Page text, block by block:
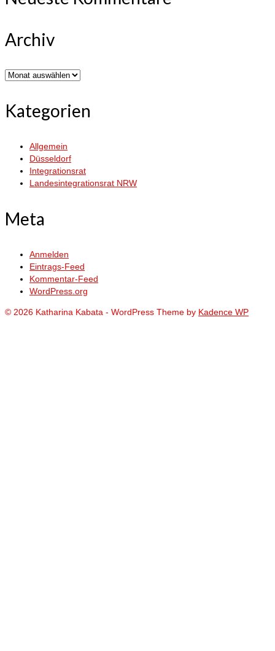
Archiv
Archiv
Kategorien
Allgemein
Düsseldorf
Integrationsrat
Landesintegrationsrat NRW
Meta
Anmelden
Eintrags-Feed
Kommentar-Feed
WordPress.org
© 2026 Katharina Kabata - WordPress Theme by Kadence WP